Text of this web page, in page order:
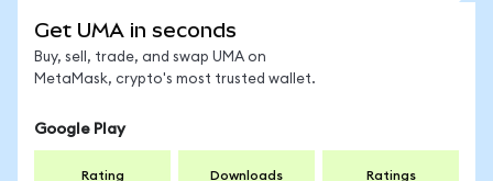
Get UMA in seconds
Buy, sell, trade, and swap UMA on
MetaMask, crypto's most trusted wallet.
Google Play
Rating Downloads Ratings